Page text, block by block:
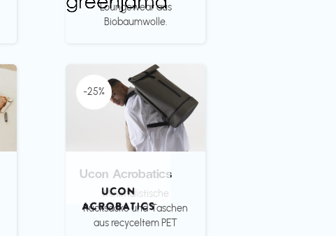
Loungewear aus
Biobaumwolle.
-25%
Ucon Acrobatics
Minimalistische
Rücksäcke und Taschen
aus recyceltem PET